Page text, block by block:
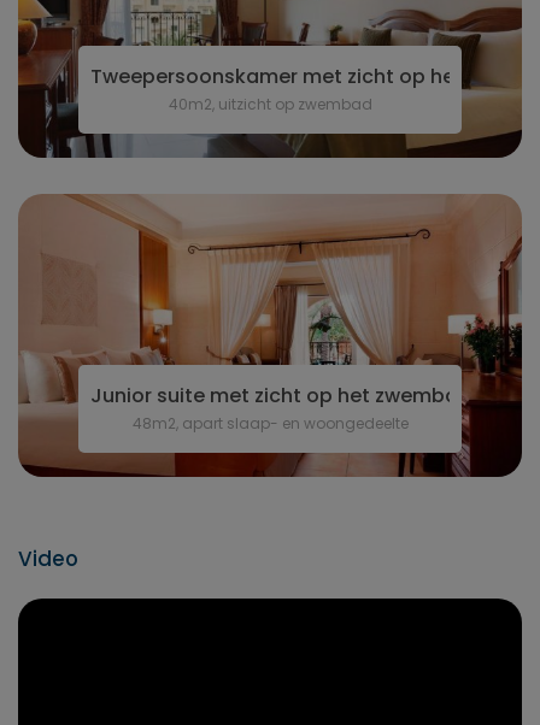
Tweepersoonskamer met zicht op het
40m2, uitzicht op zwembad
Junior suite met zicht op het zwembad
48m2, apart slaap- en woongedeelte
Video